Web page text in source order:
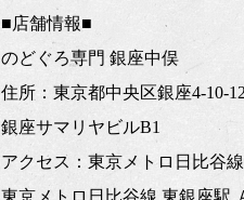
■店舗情報■
のどぐろ専門 銀座中俣
住所：東京都中央区銀座4-10-12
銀座サマリヤビルB1
アクセス：東京メトロ日比谷
東京メトロ日比谷線 東銀座駅